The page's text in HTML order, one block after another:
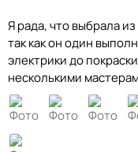
Я рада, что выбрала
так как он один
электрики до
несколькими